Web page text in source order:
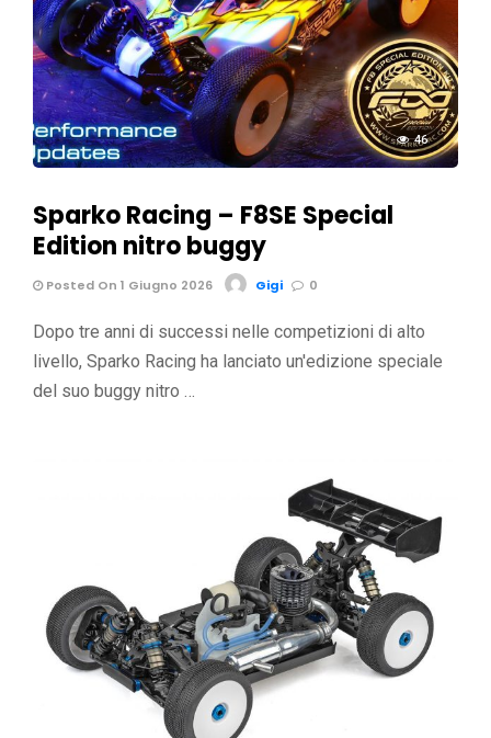
46
Sparko Racing – F8SE Special
Edition nitro buggy
Posted On 1 Giugno 2026 Gigi 0
Dopo tre anni di successi nelle competizioni di alto
livello, Sparko Racing ha lanciato un'edizione speciale
del suo buggy nitro …